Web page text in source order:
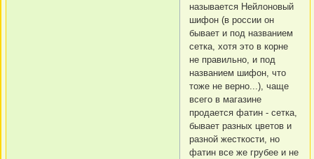
называется Нейлоновый
шифон (в россии он
бывает и под названием
сетка, хотя это в корне
не правильно, и под
названием шифон, что
тоже не верно...), чаще
всего в магазине
продается фатин - сетка,
бывает разных цветов и
разной жесткости, но
фатин все же грубее и не